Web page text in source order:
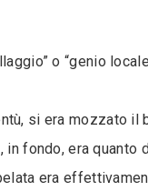
o “genio
si era mozzato
in fondo, era
era